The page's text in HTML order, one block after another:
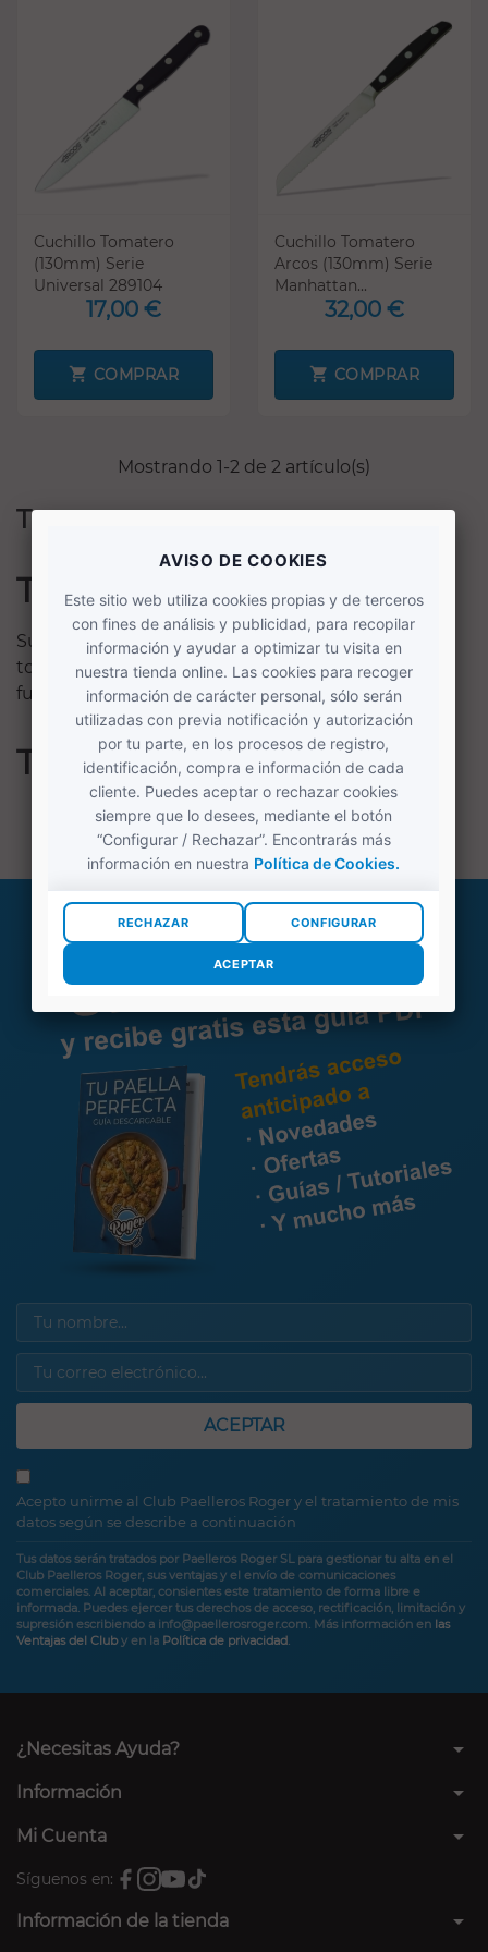
Cuchillo Tomatero
(130mm) Serie
Universal 289104
17,00 €
COMPRAR
Cuchillo Tomatero
Arcos (130mm) Serie
Manhattan...
32,00 €
COMPRAR
Mostrando 1-2 de 2 artículo(s)
Tomatero
Tomatero
Su utilidad es para cortar en rodajas o gajos los
tomates sin ningún esfuerzo. El cuchillo es de hoja
fuerte y corta, con filo ondulado.
Tomatero
ACEPTAR
Acepto unirme al Club Paelleros Roger y el tratamiento de mis
datos según se describe a continuación
Tus datos serán tratados por Paelleros Roger SL para gestionar tu alta en el
Club Paelleros Roger, sus ventajas y el envío de comunicaciones
comerciales. Al aceptar, consientes este tratamiento de forma libre e
informada. Puedes ejercer tus derechos de acceso, rectificación, limitación y
supresión escribiendo a info@paellerosroger.com. Más información en las
Ventajas del Cluby en la Política de privacidad.
¿Necesitas Ayuda? arrow_drop_down
Información arrow_drop_down
Mi Cuenta arrow_drop_down
Síguenos en:
Información de la tienda arrow_drop_down